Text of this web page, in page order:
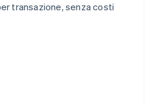
transazione, senza costi